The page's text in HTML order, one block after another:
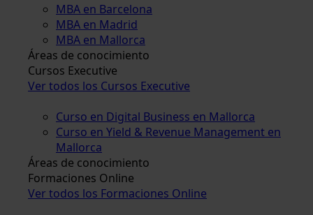
MBA en Barcelona
MBA en Madrid
MBA en Mallorca
Áreas de conocimiento
Cursos Executive
Ver todos los Cursos Executive
Curso en Digital Business en Mallorca
Curso en Yield & Revenue Management en
Mallorca
Áreas de conocimiento
Formaciones Online
Ver todos los Formaciones Online